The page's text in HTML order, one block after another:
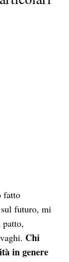
fatto
futuro, mi
Chi
in genere